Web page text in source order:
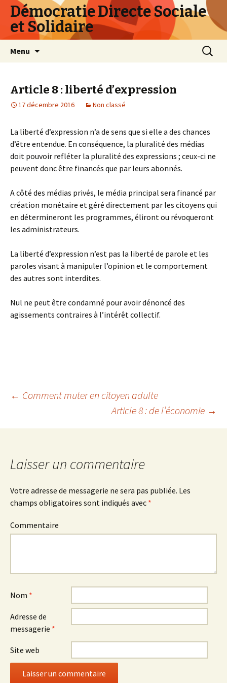
Démocratie Directe Sociale
et Solidaire
Menu
principal
Article 8 : liberté d’expression
17 décembre 2016 Non classé
La liberté d’expression n’a de sens que si elle a des chances
d’être entendue. En conséquence, la pluralité des médias
doit pouvoir refléter la pluralité des expressions ; ceux-ci ne
peuvent donc être financés que par leurs abonnés.
A côté des médias privés, le média principal sera financé par
création monétaire et géré directement par les citoyens qui
en détermineront les programmes, éliront ou révoqueront
les administrateurs.
La liberté d’expression n’est pas la liberté de parole et les
paroles visant à manipuler l’opinion et le comportement
des autres sont interdites.
Nul ne peut être condamné pour avoir dénoncé des
agissements contraires à l’intérêt collectif.
Navigation
des
articles
← Comment muter en citoyen adulte
Article 8 : de l’économie →
Laisser un commentaire
Votre adresse de messagerie ne sera pas publiée. Les
champs obligatoires sont indiqués avec *
Commentaire
Nom *
Adresse de
messagerie *
Site web